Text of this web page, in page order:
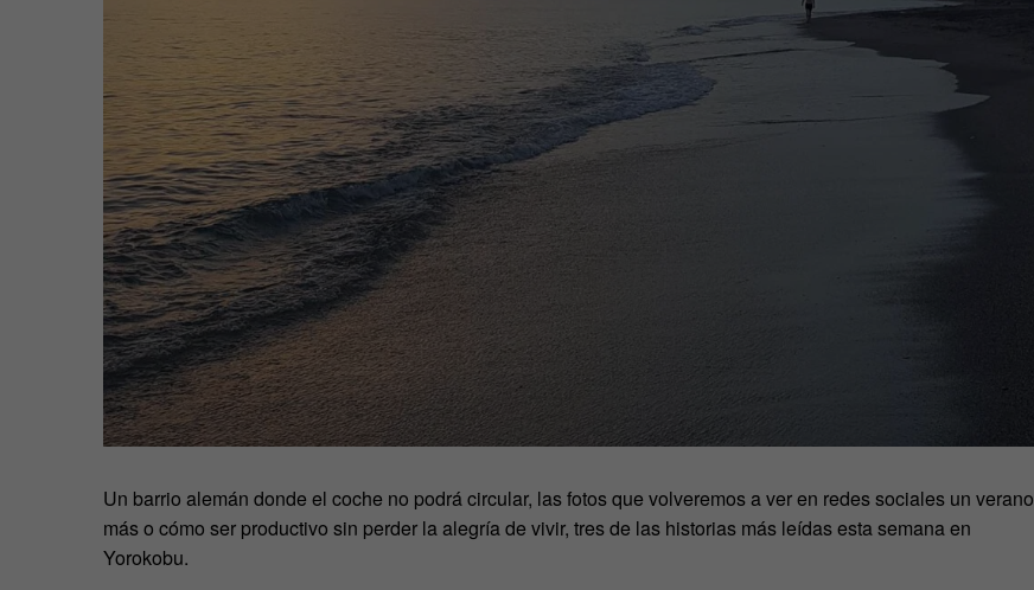
Un barrio alemán donde el coche no podrá circular, las fotos que volveremos a ver en redes sociales un verano
más o cómo ser productivo sin perder la alegría de vivir, tres de las historias más leídas esta semana en
Yorokobu.